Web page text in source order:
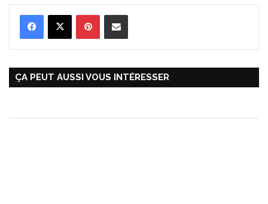
ÇA PEUT AUSSI VOUS INTÉRESSER